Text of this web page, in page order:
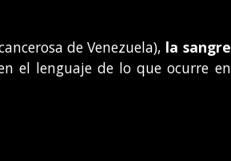
de Venezuela), la sangre
el lenguaje de lo que ocurre en